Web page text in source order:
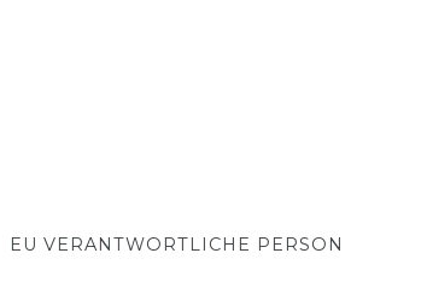
EU VERANTWORTLICHE PERSON